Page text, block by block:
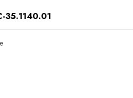
35.1140.01